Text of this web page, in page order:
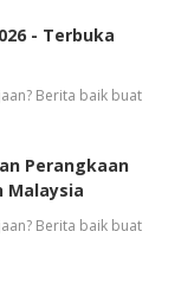
- Terbuka
Berita baik buat
Perangkaan
Malaysia
Berita baik buat